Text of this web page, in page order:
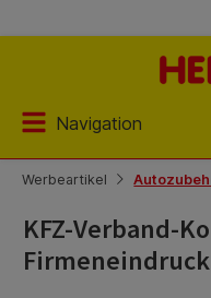
Navigation
Werbeartikel
KFZ-Verband-
Firmeneindruck